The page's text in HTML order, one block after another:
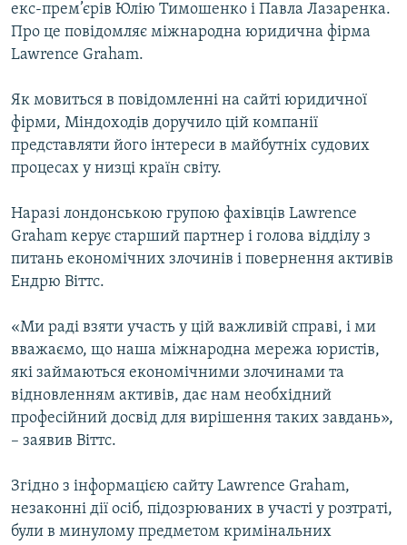
екс-прем’єрів Юлію Тимошенко і Павла Лазаренка.
Про це повідомляє міжнародна юридична фірма
Lawrence Graham.
Як мовиться в повідомленні на сайті юридичної
фірми, Міндоходів доручило цій компанії
представляти його інтереси в майбутніх судових
процесах у низці країн світу.
Наразі лондонською групою фахівців Lawrence
Graham керує старший партнер і голова відділу з
питань економічних злочинів і повернення активів
Ендрю Віттс.
«Ми раді взяти участь у цій важливій справі, і ми
вважаємо, що наша міжнародна мережа юристів,
які займаються економічними злочинами та
відновленням активів, дає нам необхідний
професійний досвід для вирішення таких завдань»,
– заявив Віттс.
Згідно з інформацією сайту Lawrence Graham,
незаконні дії осіб, підозрюваних в участі у розтраті,
були в минулому предметом кримінальних